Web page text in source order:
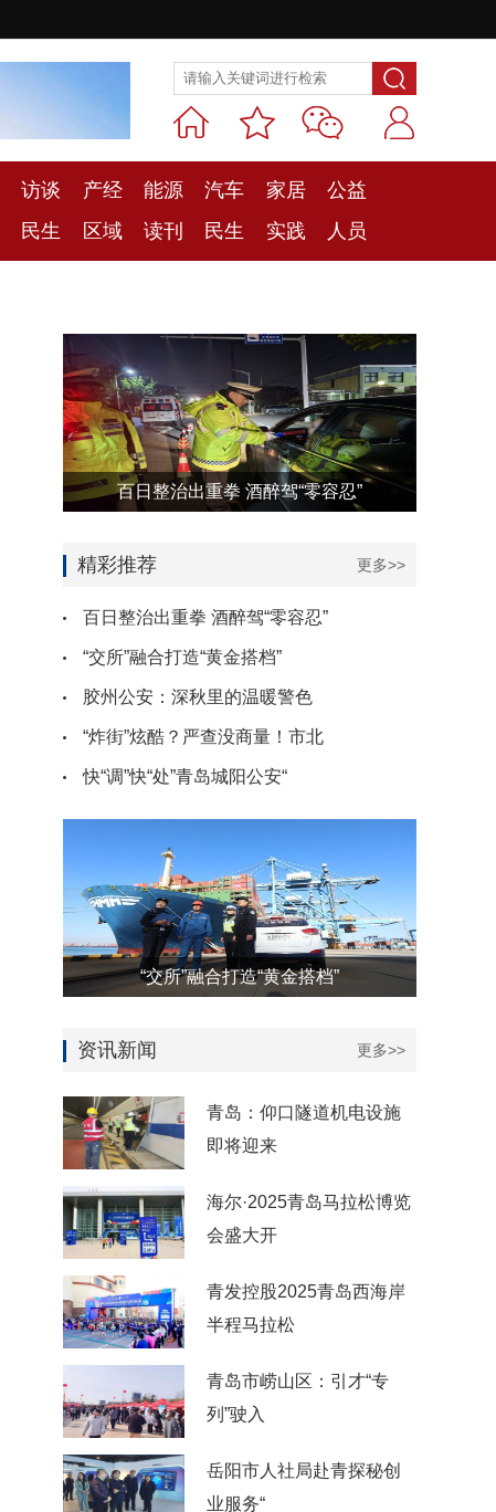
访谈 产经 能源 汽车 家居
公益
民生 区域 读刊 民生 实践 人员
百日整治出重拳 酒醉驾“零容忍”
精彩推荐 更多>>
百日整治出重拳 酒醉驾“零容忍”
“交所”融合打造“黄金搭档”
胶州公安：深秋里的温暖警色
“炸街”炫酷？严查没商量！市北
快“调”快“处”青岛城阳公安“
“交所”融合打造“黄金搭档”
资讯新闻 更多>>
青岛：仰口隧道机电设施
即将迎来
海尔·2025青岛马拉松博览
会盛大开
青发控股2025青岛西海岸
半程马拉松
青岛市崂山区：引才“专
列”驶入
岳阳市人社局赴青探秘创
业服务“